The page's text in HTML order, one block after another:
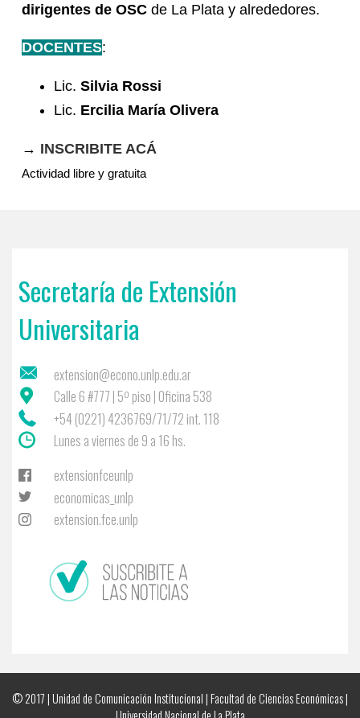
dirigentes de OSCde La Plata y alrededores.
DOCENTES:
Lic. Silvia Rossi
Lic. Ercilia María Olivera
→ INSCRIBITE ACÁ
Actividad libre y gratuita
Secretaría de Extensión
Universitaria
extension@econo.unlp.edu.ar
Calle 6 #777 | 5º piso | Oficina 538
+54 (0221) 4236769/71/72 int. 118
Lunes a viernes de 9 a 16 hs.
extensionfceunlp
economicas_unlp
extension.fce.unlp
© 2017 | Unidad de Comunicación Institucional | Facultad de Ciencias Económicas |